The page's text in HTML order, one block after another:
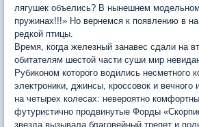
лягушек объелись? В нынешнем
пружинах!!!» Но вернемся к появлению в
редкой птицы.
Время, когда железный занавес сдали на
обитателям шестой части суши мир
Рубиконом которого водились несметного
электроники, джинсы, кроссовок и вечного
на четырех колесах: невероятно
футуристично продвинутые Форды
звезда вызывала благовейный трепет и